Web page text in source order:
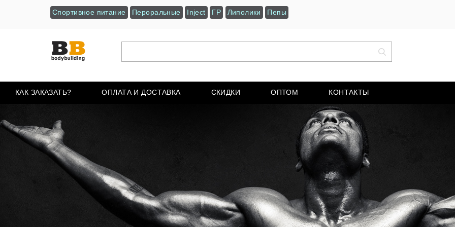
Спортивное питание Пероральные Inject ГР Липолики Пепы
КАК ЗАКАЗАТЬ? ОПЛАТА И ДОСТАВКА СКИДКИ ОПТОМ КОНТАКТЫ